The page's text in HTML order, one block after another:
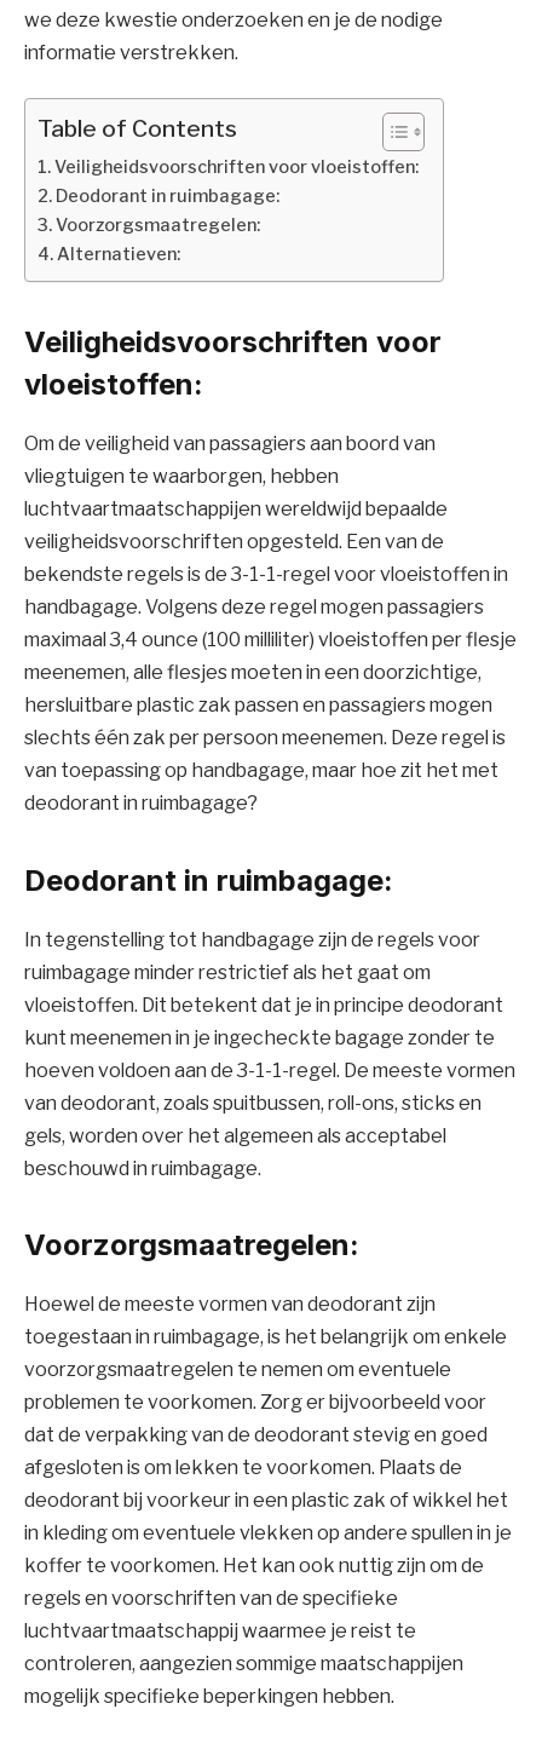
we deze kwestie onderzoeken en je de nodige
informatie verstrekken.
Table of Contents
Veiligheidsvoorschriften voor vloeistoffen:
Deodorant in ruimbagage:
Voorzorgsmaatregelen:
Alternatieven:
Veiligheidsvoorschriften voor
vloeistoffen:
Om de veiligheid van passagiers aan boord van
vliegtuigen te waarborgen, hebben
luchtvaartmaatschappijen wereldwijd bepaalde
veiligheidsvoorschriften opgesteld. Een van de
bekendste regels is de 3-1-1-regel voor vloeistoffen in
handbagage. Volgens deze regel mogen passagiers
maximaal 3,4 ounce (100 milliliter) vloeistoffen per flesje
meenemen, alle flesjes moeten in een doorzichtige,
hersluitbare plastic zak passen en passagiers mogen
slechts één zak per persoon meenemen. Deze regel is
van toepassing op handbagage, maar hoe zit het met
deodorant in ruimbagage?
Deodorant in ruimbagage:
In tegenstelling tot handbagage zijn de regels voor
ruimbagage minder restrictief als het gaat om
vloeistoffen. Dit betekent dat je in principe deodorant
kunt meenemen in je ingecheckte bagage zonder te
hoeven voldoen aan de 3-1-1-regel. De meeste vormen
van deodorant, zoals spuitbussen, roll-ons, sticks en
gels, worden over het algemeen als acceptabel
beschouwd in ruimbagage.
Voorzorgsmaatregelen:
Hoewel de meeste vormen van deodorant zijn
toegestaan in ruimbagage, is het belangrijk om enkele
voorzorgsmaatregelen te nemen om eventuele
problemen te voorkomen. Zorg er bijvoorbeeld voor
dat de verpakking van de deodorant stevig en goed
afgesloten is om lekken te voorkomen. Plaats de
deodorant bij voorkeur in een plastic zak of wikkel het
in kleding om eventuele vlekken op andere spullen in je
koffer te voorkomen. Het kan ook nuttig zijn om de
regels en voorschriften van de specifieke
luchtvaartmaatschappij waarmee je reist te
controleren, aangezien sommige maatschappijen
mogelijk specifieke beperkingen hebben.